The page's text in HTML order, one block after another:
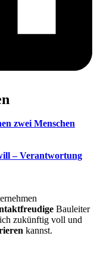
zwei Menschen
– Verantwortung
Bauleiter
zukünftig voll und
kannst.